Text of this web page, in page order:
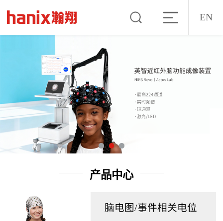
EN
产品中心
脑电图/事件相关电位